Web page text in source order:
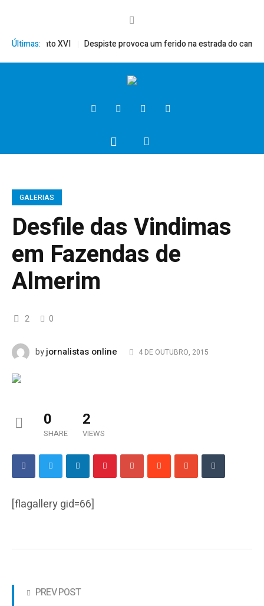
Últimas:
Bento XVI Despiste provoca um ferido na estrada do campo
GALERIAS
Desfile das Vindimas
em Fazendas de
Almerim
2 0
byjornalistas online 4 DE OUTUBRO, 2015
0
SHARE
2
VIEWS
[flagallery gid=66]
PREV POST